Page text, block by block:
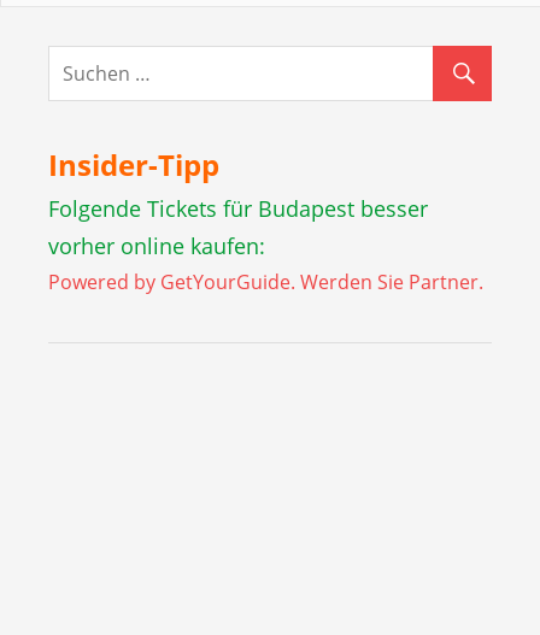
Insider-Tipp
Folgende Tickets für Budapest besser
vorher online kaufen:
Powered by GetYourGuide. Werden Sie Partner.